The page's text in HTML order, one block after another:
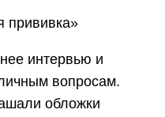
прививка»
интервью и
вопросам.
обложки